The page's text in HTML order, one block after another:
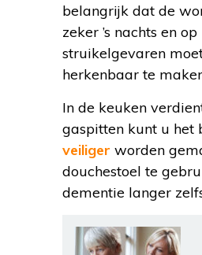
belangrijk dat de
zeker ’s nachts en
struikelgevaren
herkenbaar te
In de keuken
gaspitten kunt u het
veiliger worden
douchestoel te
dementie langer